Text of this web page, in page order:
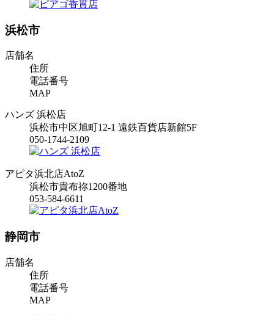
浜松市
店舗名
住所
電話番号
MAP
ハンズ 浜松店
浜松市中区旭町12-1 遠鉄百貨店新館5F
050-1744-2109
アピタ浜北店AtoZ
浜松市貴布祢1200番地
053-584-6611
静岡市
店舗名
住所
電話番号
MAP